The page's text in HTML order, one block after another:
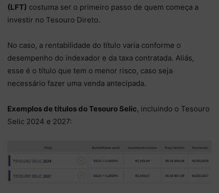
(LFT) costuma ser o primeiro passo de quem começa a
investir no Tesouro Direto.
No caso, a rentabilidade do título varia conforme o
desempenho do indexador e da taxa contratada. Aliás,
esse é o título que tem o menor risco, caso seja
necessário fazer uma venda antecipada.
Exemplos de títulos do Tesouro Selic, incluindo o Tesouro
Selic 2024 e 2027: